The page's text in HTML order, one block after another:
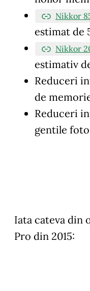
Nikkor
estimat de
Nikkor
estimativ
Reduceri
de
Reduceri
gentile foto
Iata cateva din
Pro din 2015: